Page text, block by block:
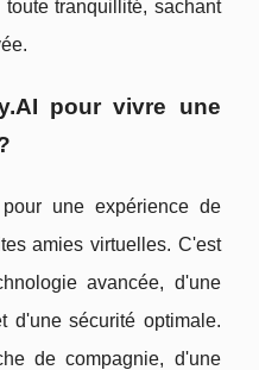
tranquillité, sachant
pour vivre une
une expérience de
amies virtuelles. C'est
avancée, d'une
d'une sécurité optimale.
de compagnie, d'une